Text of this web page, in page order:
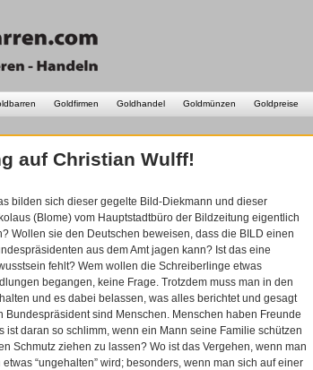
Goldfirmen Goldhandel Goldmünzen Goldpreise
auf Christian Wulff!
bilden sich dieser gegelte Bild-Diekmann und dieser
(Blome) vom Hauptstadtbüro der Bildzeitung eigentlich
Wollen sie den Deutschen beweisen, dass die BILD einen
aus dem Amt jagen kann? Ist das eine
fehlt? Wem wollen die Schreiberlinge etwas
begangen, keine Frage. Trotzdem muss man in den
und es dabei belassen, was alles berichtet und gesagt
sind Menschen. Menschen haben Freunde
daran so schlimm, wenn ein Mann seine Familie schützen
Schmutz ziehen zu lassen? Wo ist das Vergehen, wenn man
“ungehalten” wird; besonders, wenn man sich auf einer